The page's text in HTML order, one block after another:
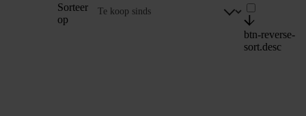
Sorteer
op
btn-reverse-
sort.desc